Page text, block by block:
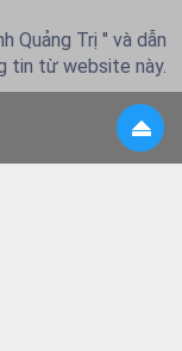
Quảng Trị " và dẫn
tin từ website này.